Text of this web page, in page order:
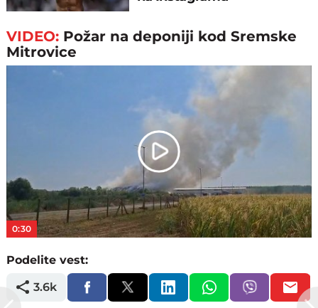
VIDEO: Požar na deponiji kod Sremske
Mitrovice
Play
Video
0:30
Podelite vest:
3.6k